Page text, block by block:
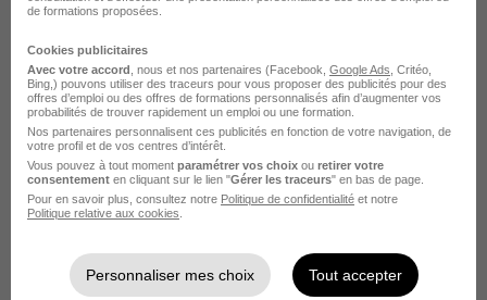
Ingénieur Iwe Suivi Fabrication
Matériels Mécaniques H/F
SOM - Ortec Group
Saint-Denis - 93 CDI 43 000 - 48 000 € / an
Voir l’offre
de formations proposées.
Cookies publicitaires
Avec votre accord , nous et nos partenaires (Facebook, Google Ads , Critéo,
Bing,) pouvons utiliser des traceurs pour vous proposer des publicités pour des
offres d’emploi ou des offres de formations personnalisés afin d’augmenter vos
probabilités de trouver rapidement un emploi ou une formation.
Nos partenaires personnalisent ces publicités en fonction de votre navigation, de
votre profil et de vos centres d’intérêt.
Vous pouvez à tout moment paramétrer vos choix ou retirer votre
consentement en cliquant sur le lien "Gérer les traceurs" en bas de page.
Pour en savoir plus, consultez notre Politique de confidentialité et notre
Politique relative aux cookies
Personnaliser mes choix Tout accepter